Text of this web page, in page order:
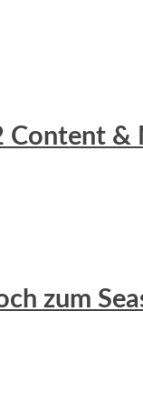
Content &
zum